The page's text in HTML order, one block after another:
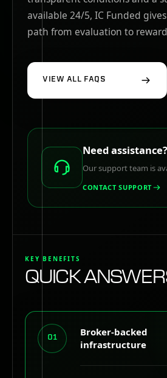
available 24/5, IC Funded
path from evaluation to
VIEW ALL FAQS
Need assistance?
Our support team is
CONTACT SUPPORT
KEY BENEFITS
QUICK
01
Broker-backed
infrastructure